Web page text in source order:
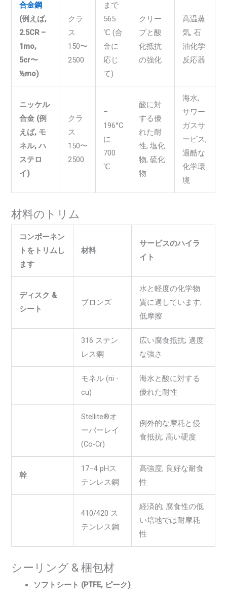
合金鋼
(例えば,
2.5CR –
1mo,
5cr〜
½mo)
クラ
ス
150〜
2500
まで
565
℃ (合
金に
応じ
て)
クリー
プと酸
化抵抗
の強化
高温蒸
気, 石
油化学
反応器
ニッケル
合金 (例
えば, モ
ネル, ハ
ステロ
イ)
クラ
ス
150〜
2500
–
196°C
に
700
℃
酸に対
する優
れた耐
性, 塩化
物, 硫化
物
海水,
サワー
ガスサ
ービス,
過酷な
化学環
境
材料のトリム
コンポーネン
トをトリムし
ます
材料
サービスのハイラ
イト
ディスク &
シート
ブロンズ
水と軽度の化学物
質に適しています;
低摩擦
316 ステン
レス鋼
広い腐食抵抗; 適度
な強さ
モネル (ni -
cu)
海水と酸に対する
優れた耐性
Stellite®オ
ーバーレイ
(Co-Cr)
例外的な摩耗と侵
食抵抗; 高い硬度
幹
17–4 pHス
テンレス鋼
高強度; 良好な耐食
性
410/420 ス
テンレス鋼
経済的; 腐食性の低
い培地では耐摩耗
性
シーリング & 梱包材
ソフトシート (PTFE, ピーク)